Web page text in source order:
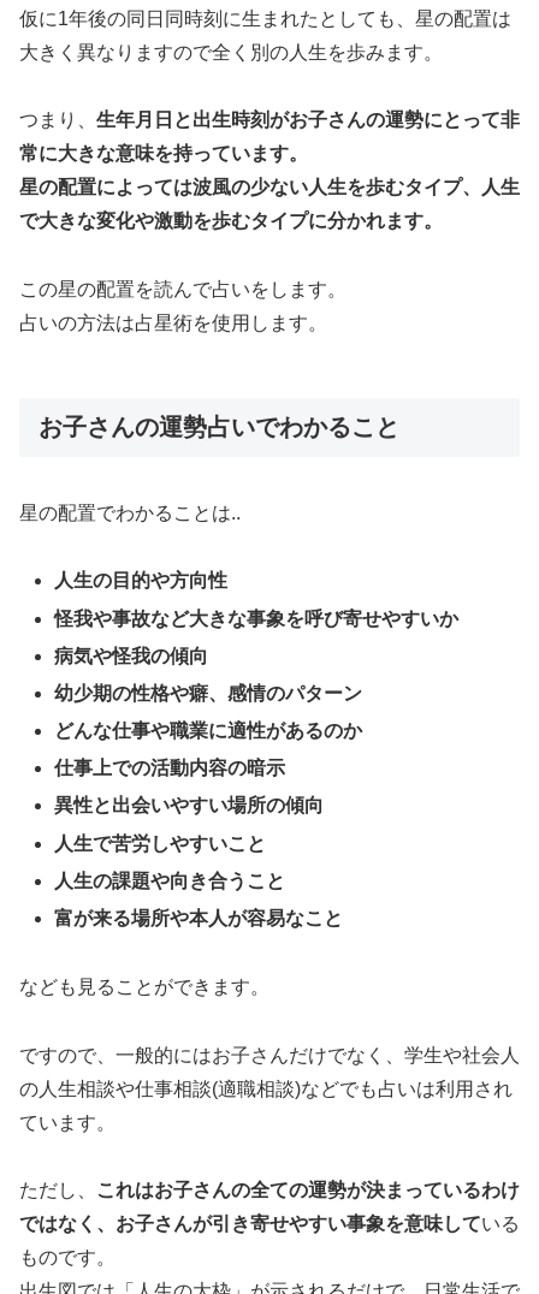
仮に1年後の同日同時刻に生まれたとしても、星の配置は
大きく異なりますので全く別の人生を歩みます。
つまり、 生年月日と出生時刻がお子さんの運勢にとって非
常に大きな意味を持っています。
星の配置によっては波風の少ない人生を歩むタイプ、人生
で大きな変化や激動を歩むタイプに分かれます。
この星の配置を読んで占いをします。
占いの方法は占星術を使用します。
お子さんの運勢占いでわかること
星の配置でわかることは..
人生の目的や方向性
怪我や事故など大きな事象を呼び寄せやすいか
病気や怪我の傾向
幼少期の性格や癖、感情のパターン
どんな仕事や職業に適性があるのか
仕事上での活動内容の暗示
異性と出会いやすい場所の傾向
人生で苦労しやすいこと
人生の課題や向き合うこと
富が来る場所や本人が容易なこと
なども見ることができます。
ですので、一般的にはお子さんだけでなく、学生や社会人
の人生相談や仕事相談(適職相談)などでも占いは利用され
ています。
ただし、
これはお子さんの全ての運勢が決まっているわけ
ではなく、お子さんが引き寄せやすい事象を意味している
ものです。